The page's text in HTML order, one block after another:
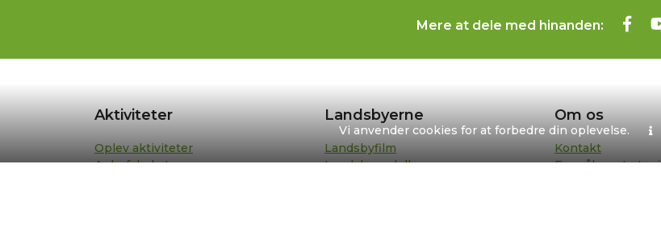
Vi anvender cookies for at forbedre din oplevelse.
Mere at dele med hinanden:
Aktiviteter
Oplev aktiviteter
Anbefalede ture
Landsbyerne
Landsbyfilm
Landsbypedeller
Om os
Kontakt
Formål og strategi